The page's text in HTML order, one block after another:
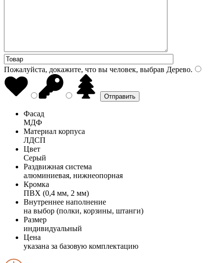
Пожалуйста, докажите, что вы человек, выбрав Дерево.
Фасад
МДФ
Материал корпуса
ЛДСП
Цвет
Серый
Раздвижная система
алюминиевая, нижнеопорная
Кромка
ПВХ (0,4 мм, 2 мм)
Внутреннее наполнение
на выбор (полки, корзины, штанги)
Размер
индивидуальный
Цена
указана за базовую комплектацию